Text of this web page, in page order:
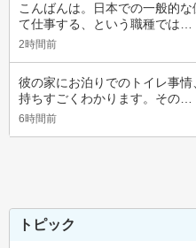
こんばんは。日本での一般的
て仕事する、という職種では…
2時間前
彼の家にお泊りでのトイレ事
持ちすごくわかります。その…
6時間前
トピック